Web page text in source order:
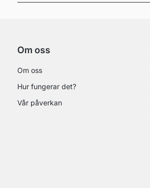
Om oss
Om oss
Hur fungerar det?
Vår påverkan